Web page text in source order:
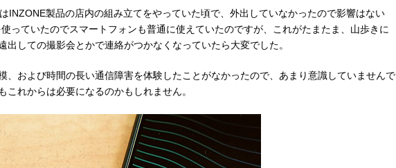
INZONE製品の店内の組み立てをやっていた頃で、外出していなかったので影響はない
っていたのでスマートフォンも普通に使えていたのですが、これがたまたま、山歩きに
出しての撮影会とかで連絡がつかなくなっていたら大変でした。
、および時間の長い通信障害を体験したことがなかったので、あまり意識していませんで
これからは必要になるのかもしれません。